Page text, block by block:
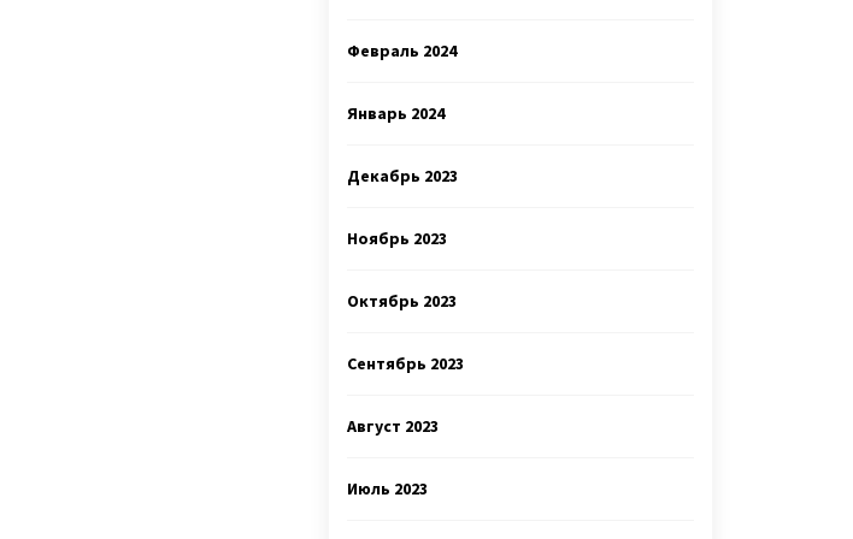
Февраль 2024
Январь 2024
Декабрь 2023
Ноябрь 2023
Октябрь 2023
Сентябрь 2023
Август 2023
Июль 2023